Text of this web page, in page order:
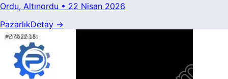
Ordu, Altınordu • 22 Nisan 2026
PazarlıkDetay →